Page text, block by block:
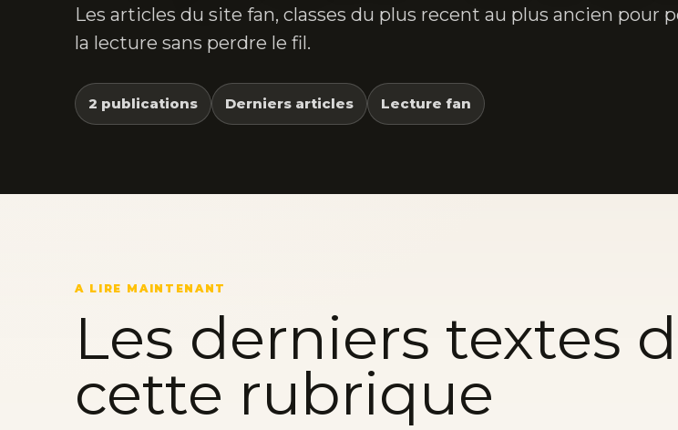
Les articles du site fan, classes du plus recent au plus ancien pour
la lecture sans perdre le fil.
2 publications Derniers articles Lecture fan
A LIRE MAINTENANT
Les derniers textes
cette rubrique